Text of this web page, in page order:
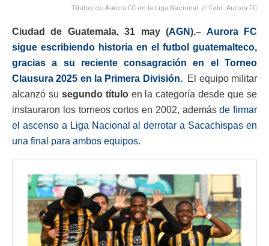
Títulos de Aurora FC en la Liga Nacional. // Foto. Aurora FC
Ciudad de Guatemala, 31 may (AGN).– Aurora FC
sigue escribiendo historia en el futbol guatemalteco,
gracias a su reciente consagración en el Torneo
Clausura 2025 en la Primera División. El equipo militar
alcanzó su segundo títuloen la categoría desde que se
instauraron los torneos cortos en 2002, ademásde firmar
el ascenso a Liga Nacional al derrotar a Sacachispas en
una final para ambos equipos.